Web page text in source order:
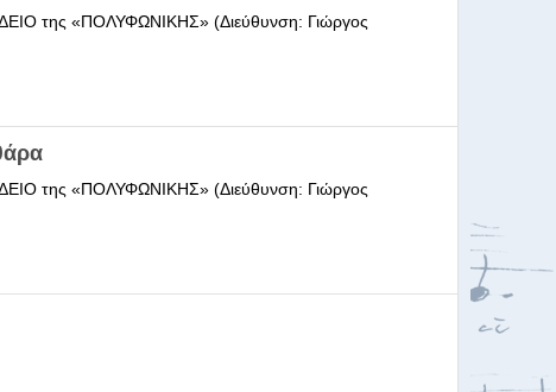
της «ΠΟΛΥΦΩΝΙΚΗΣ» (Διεύθυνση: Γιώργος
της «ΠΟΛΥΦΩΝΙΚΗΣ» (Διεύθυνση: Γιώργος